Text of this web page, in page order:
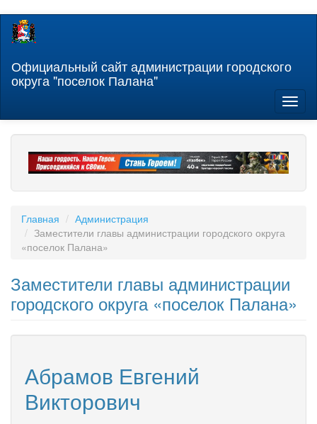
Перейти
содержанию
Официальный сайт администрации городского
округа "поселок Палана"
Главная
Администрация
Заместители главы администрации городского округа
«поселок Палана»
Заместители главы администрации
городского округа «поселок Палана»
Абрамов Евгений
Викторович